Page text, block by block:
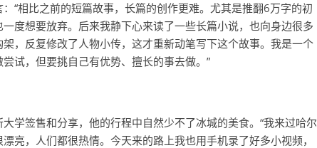
“相比之前的短篇故事，长篇的创作更难。尤其是推翻6万字的初
度想要放弃。后来我静下心来读了一些长篇小说，也向身边很多
，反复修改了人物小传，这才重新动笔写下这个故事。我是一个
试，但要挑自己有优势、擅长的事去做。”
学签售和分享，他的行程中自然少不了冰城的美食。“我来过哈尔
亮，人们都很热情。今天来的路上我也用手机录了好多小视频，